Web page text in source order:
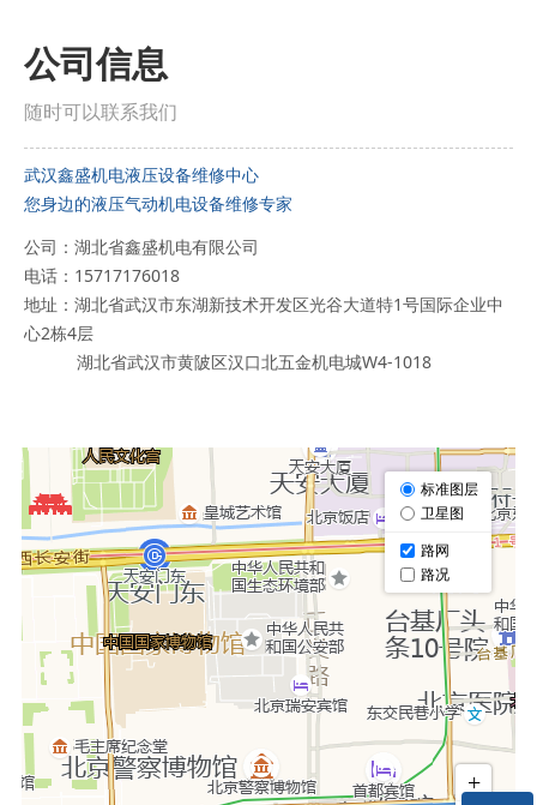
公司信息
随时可以联系我们
武汉鑫盛机电液压设备维修中心
您身边的液压气动机电设备维修专家
公司：湖北省鑫盛机电有限公司
电话：15717176018
地址：湖北省武汉市东湖新技术开发区光谷大道特1号国际企业中
心2栋4层
湖北省武汉市黄陂区汉口北五金机电城W4-1018